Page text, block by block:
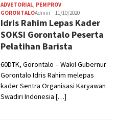
ADVETORIAL, PEMPROV
GORONTALOAdmin 11/10/2020
Idris Rahim Lepas Kader
SOKSI Gorontalo Peserta
Pelatihan Barista
60DTK, Gorontalo – Wakil Gubernur
Gorontalo Idris Rahim melepas
kader Sentra Organisasi Karyawan
Swadiri Indonesia […]